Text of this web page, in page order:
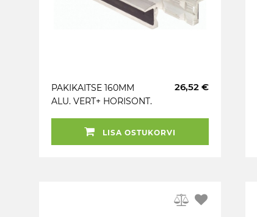
PAKIKAITSE 160MM
ALU. VERT+ HORISONT.
26,52 €
LISA OSTUKORVI